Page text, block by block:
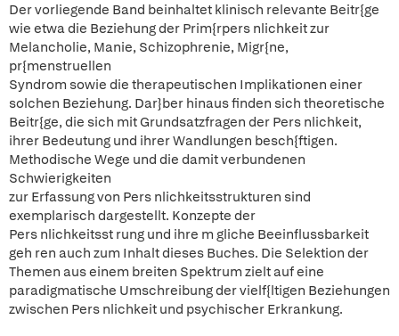
Der vorliegende Band beinhaltet klinisch relevante Beitr{ge
wie etwa die Beziehung der Prim{rpers nlichkeit zur
Melancholie, Manie, Schizophrenie, Migr{ne,
pr{menstruellen
Syndrom sowie die therapeutischen Implikationen einer
solchen Beziehung. Dar}ber hinaus finden sich theoretische
Beitr{ge, die sich mit Grundsatzfragen der Pers nlichkeit,
ihrer Bedeutung und ihrer Wandlungen besch{ftigen.
Methodische Wege und die damit verbundenen
Schwierigkeiten
zur Erfassung von Pers nlichkeitsstrukturen sind
exemplarisch dargestellt. Konzepte der
Pers nlichkeitsst rung und ihre m gliche Beeinflussbarkeit
geh ren auch zum Inhalt dieses Buches. Die Selektion der
Themen aus einem breiten Spektrum zielt auf eine
paradigmatische Umschreibung der vielf{ltigen Beziehungen
zwischen Pers nlichkeit und psychischer Erkrankung.